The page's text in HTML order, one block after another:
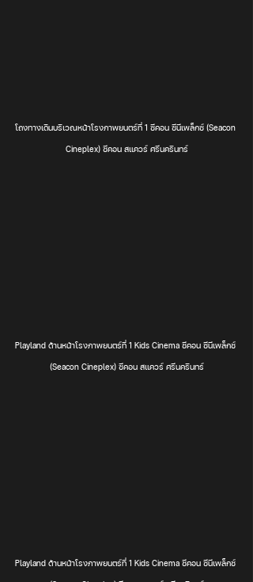
โถงทางเดินบริเวณหน้าโรงภาพยนตร์ที่ 1 ซีคอน ซีนีเพล็กซ์ (Seacon
Cineplex) ซีคอน สแควร์ ศรีนครินทร์
Playland ด้านหน้าโรงภาพยนตร์ที่ 1 Kids Cinema ซีคอน ซีนีเพล็กซ์
(Seacon Cineplex) ซีคอน สแควร์ ศรีนครินทร์
Playland ด้านหน้าโรงภาพยนตร์ที่ 1 Kids Cinema ซีคอน ซีนีเพล็กซ์